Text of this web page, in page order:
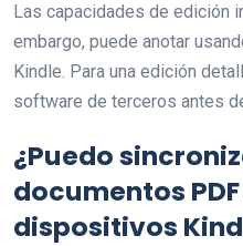
Las capacidades de edición
embargo, puede anotar
Kindle. Para una edición
software de terceros antes
¿Puedo
documentos
dispositivos